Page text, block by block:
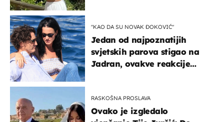
"KAO DA SU NOVAK ĐOKOVIĆ"
Jedan od najpoznatijih
svjetskih parova stigao na
Jadran, ovakve reakcije
RASKOŠNA PROSLAVA
Ovako je izgledalo